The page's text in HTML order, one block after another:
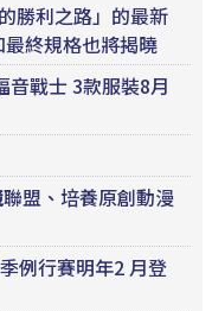
勝利之路」的最新
終規格也將揭曉
戰士 3款服裝8月
聯盟、培養原創動漫
例行賽明年2 月登